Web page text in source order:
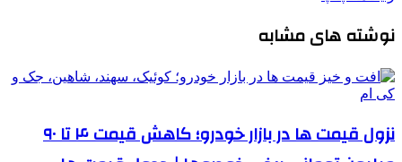
نوشته های مشابه
نزول قیمت ها در بازار خودرو؛ کاهش قیمت ۴ تا ۹۰